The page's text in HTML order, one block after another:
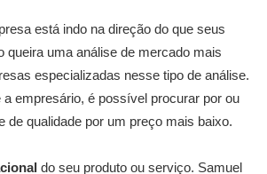
está indo na direção do que seus
queira uma análise de mercado mais
especializadas nesse tipo de análise.
empresário, é possível procurar por ou
qualidade por um preço mais baixo.
do seu produto ou serviço. Samuel